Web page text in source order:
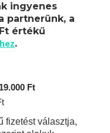
ingyenes
partnerünk, a
értékű
.
000 Ft
fizetést választja,